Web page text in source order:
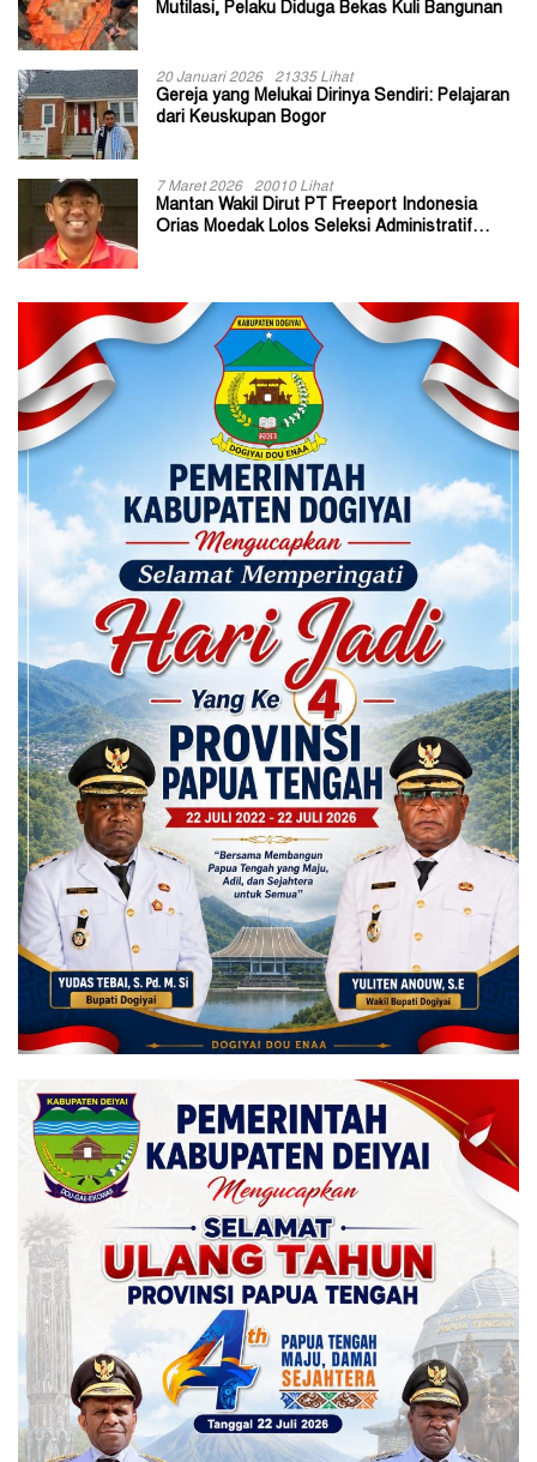
Mutilasi, Pelaku Diduga Bekas Kuli Bangunan
20 Januari 2026 21335 Lihat
Gereja yang Melukai Dirinya Sendiri: Pelajaran
dari Keuskupan Bogor
7 Maret 2026 20010 Lihat
Mantan Wakil Dirut PT Freeport Indonesia
Orias Moedak Lolos Seleksi Administratif